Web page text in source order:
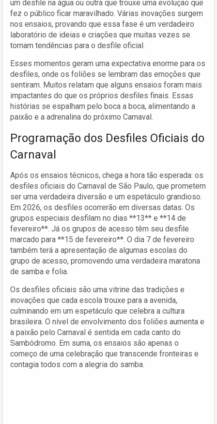
um desfile na água ou outra que trouxe uma evolução que
fez o público ficar maravilhado. Várias inovações surgem
nos ensaios, provando que essa fase é um verdadeiro
laboratório de ideias e criações que muitas vezes se
tornam tendências para o desfile oficial.
Esses momentos geram uma expectativa enorme para os
desfiles, onde os foliões se lembram das emoções que
sentiram. Muitos relatam que alguns ensaios foram mais
impactantes do que os próprios desfiles finais. Essas
histórias se espalham pelo boca a boca, alimentando a
paixão e a adrenalina do próximo Carnaval.
Programação dos Desfiles Oficiais do
Carnaval
Após os ensaios técnicos, chega a hora tão esperada: os
desfiles oficiais do Carnaval de São Paulo, que prometem
ser uma verdadeira diversão e um espetáculo grandioso.
Em 2026, os desfiles ocorrerão em diversas datas. Os
grupos especiais desfilam no dias **13** e **14 de
fevereiro**. Já os grupos de acesso têm seu desfile
marcado para **15 de fevereiro**. O dia 7 de fevereiro
também terá a apresentação de algumas escolas do
grupo de acesso, promovendo uma verdadeira maratona
de samba e folia.
Os desfiles oficiais são uma vitrine das tradições e
inovações que cada escola trouxe para a avenida,
culminando em um espetáculo que celebra a cultura
brasileira. O nível de envolvimento dos foliões aumenta e
a paixão pelo Carnaval é sentida em cada canto do
Sambódromo. Em suma, os ensaios são apenas o
começo de uma celebração que transcende fronteiras e
contagia todos com a alegria do samba.